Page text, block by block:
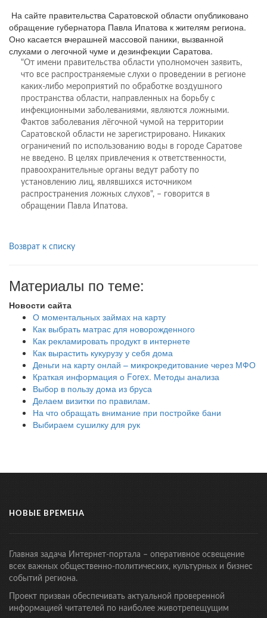
На сайте правительства Саратовской области опубликовано
обращение губернатора Павла Ипатова к жителям региона.
Оно касается вчерашней массовой паники, вызванной
слухами о легочной чуме и дезинфекции Саратова.
"От имени правительства области уполномочен заявить,
что все распространяемые слухи о проведении в регионе
каких-либо мероприятий по обработке воздушного
пространства области, направленных на борьбу с
инфекционными заболеваниями, являются ложными.
Фактов заболевания лёгочной чумой на территории
Саратовской области не зарегистрировано. Никаких
ограничений по использованию воды в городе Саратове
не введено. В целях привлечения к ответственности,
правоохранительные органы ведут работу по
установлению лиц, являвшихся источником
распространения ложных слухов", – говорится в
обращении Павла Ипатова.
Возврат к списку
Материалы по теме:
Новости сайта
О моментальных займах на карту
Как выбрать матрас для новорожденного
Как рекламировать продукт в интернете
Как вырастить кукурузу у себя дома
Деньги на карту онлай – микрокредитование через МФО
Краткая информация о Forex. Методы анализа
Выбор в пользу дома из бруса
Делаем визитки по правилам.
На что обращать внимание при постройке бани
Выбираем сушилку для рук
НОВЫЕ ВРЕМЕНА
Главная задача Интернет-портала – оперативное освещение
всех важных общественно-политических, культурных и бизнес
событий региона.
Проект призван обеспечивать актуальной проверенной
информацией читателей по наиболее животрепещущим